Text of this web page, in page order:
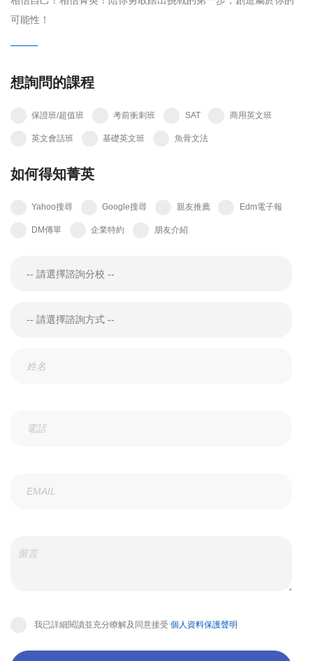
可能性！
想詢問的課程
保證班/超值班 考前衝刺班 SAT 商用英文班
英文會話班 基礎英文班 魚骨文法
如何得知菁英
Yahoo搜尋 Google搜尋 親友推薦 Edm電子報
DM傳單 企業特約 朋友介紹
我已詳細閱讀並充分瞭解及同意接受個人資料保護聲明